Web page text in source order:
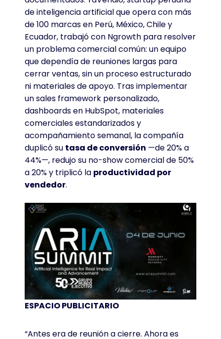
de inteligencia artificial que opera con más
de 100 marcas en Perú, México, Chile y
Ecuador, trabajó con Ngrowth para resolver
un problema comercial común: un equipo
que dependía de reuniones largas para
cerrar ventas, sin un proceso estructurado
ni materiales de apoyo. Tras implementar
un sales framework personalizado,
dashboards en HubSpot, materiales
comerciales estandarizados y
acompañamiento semanal, la compañía
duplicó su tasa de conversión —de 20% a
44%—, redujo su no-show comercial de 50%
a 20% y triplicó la productividad por
vendedor.
ESPACIO PUBLICITARIO
“Antes era de reunión a cierre. Ahora es